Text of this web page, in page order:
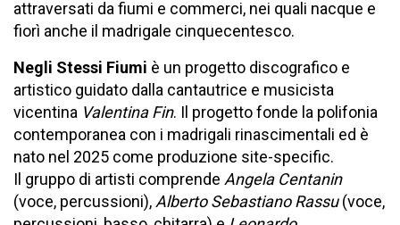
attraversati da fiumi e commerci, nei quali nacque e
fiorì anche il madrigale cinquecentesco.
Negli Stessi Fiumi è un progetto discografico e
artistico guidato dalla cantautrice e musicista
vicentina Valentina Fin. Il progetto fonde la polifonia
contemporanea con i madrigali rinascimentali ed è
nato nel 2025 come produzione site-specific.
Il gruppo di artisti comprende Angela Centanin
(voce, percussioni),Alberto Sebastiano Rassu(voce,